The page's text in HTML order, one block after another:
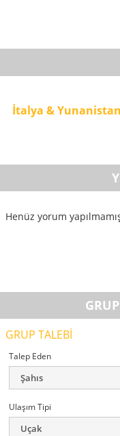
İtalya &
Henüz yorum
GRUP TALEBİ
Talep Eden
Ulaşım Tipi